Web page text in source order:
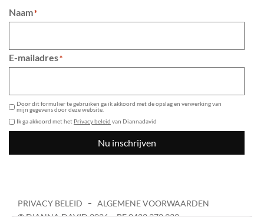
Naam*
E-mailadres*
Door dit formulier te gebruiken ga ik akkoord met de opslag en verwerking van
mijn gegevens door deze website.
Ik ga akkoord met het Privacy beleid van Diannadavid
Nu inschrijven
PRIVACY BELEID
ALGEMENE VOORWAARDEN